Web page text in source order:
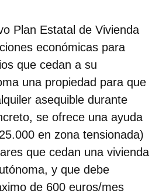
Plan Estatal de Vivienda
económicas para
que cedan a su
una propiedad para que
asequible durante
se ofrece una ayuda
en zona tensionada)
que cedan una vivienda
y que debe
de 600 euros/mes